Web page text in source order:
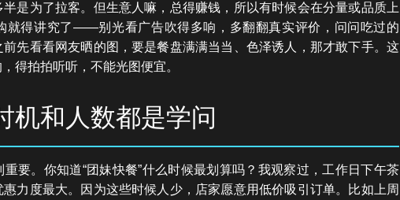
是为了拉客。但生意人嘛，总得赚钱，所以有时候会在分量或品质上
就得讲究了——别光看广告吹得多响，多翻翻真实评价，问问吃过的
前先看看网友晒的图，要是餐盘满满当当、色泽诱人，那才敢下手。这
得拍拍听听，不能光图便宜。
机和人数都是学问
要。你知道“团妹快餐”什么时候最划算吗？我观察过，工作日下午茶
力度最大。因为这些时候人少，店家愿意用低价吸引订单。比如上周